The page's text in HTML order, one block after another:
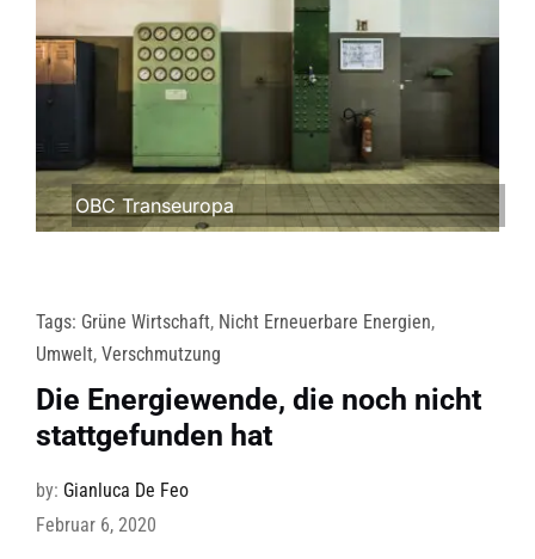
OBC Transeuropa
Tags: Grüne Wirtschaft, Nicht Erneuerbare Energien,
Umwelt, Verschmutzung
Die Energiewende, die noch nicht
stattgefunden hat
by: Gianluca De Feo
Februar 6, 2020